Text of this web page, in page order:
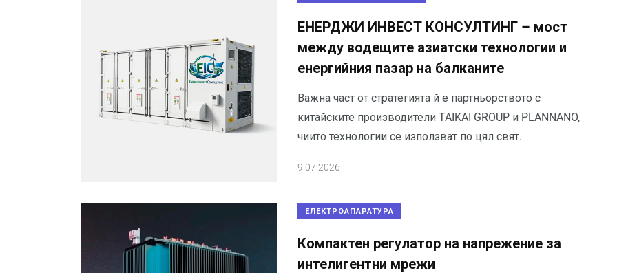
ЕНЕРДЖИ ИНВЕСТ КОНСУЛТИНГ – мост
между водещите азиатски технологии и
енергийния пазар на балканите
Важна част от стратегията й е партньорството с
китайските производители TAIKAI GROUP и PLANNANO,
чиито технологии се използват по цял свят.
9.07.2026
ЕЛЕКТРОАПАРАТУРА
Компактен регулатор на напрежение за
интелигентни мрежи